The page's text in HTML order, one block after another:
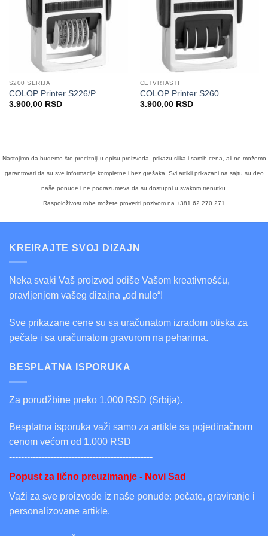
S200 SERIJA
COLOP Printer S226/P
3.900,00 RSD
ČETVRTASTI
COLOP Printer S260
3.900,00 RSD
Nastojimo da budemo što precizniji u opisu proizvoda, prikazu slika i samih cena, ali ne možemo
garantovati da su sve informacije kompletne i bez grešaka. Svi artikli prikazani na sajtu su deo
naše ponude i ne podrazumeva da su dostupni u svakom trenutku.
Raspoloživost robe možete proveriti pozivom na +381 62 270 271
KREIRAJTE SVOJ DIZAJN
Neka svaki Vaš proizvod odiše Vašom kreativnošću,
pravljenjem vašeg dizajna „od nule“!
Sve prikazane cene su sa uračunatom izradom otiska za
pečate i sa uračunatom gravurom na peharima.
BESPLATNA ISPORUKA
Za porudžbine preko 1.000 RSD (Srbija).
Besplatna isporuka važi samo za artikle sa pojedinačnom
cenom većom od 1.000 RSD
------------------------------------------------
Popust za lično preuzimanje - Novi Sad
Važi za sve proizvode iz naše ponude: pečate, graviranje i
personalizovane artikle.